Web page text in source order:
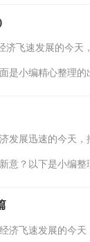
济飞速发展的今
是小编精心整理的
发展迅速的今天
意？以下是小编整
济飞速发展的今